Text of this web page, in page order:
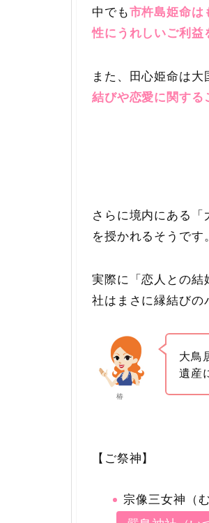
中でも市杵島姫命は
性にうれしいご利益
また、田心姫命は大
結びや恋愛に関する
さらに境内にある
を授かれるそうです。
実際に「恋人との結
社はまさに縁結びの
椿
大鳥
遺産
【ご祭神】
宗像三女神（